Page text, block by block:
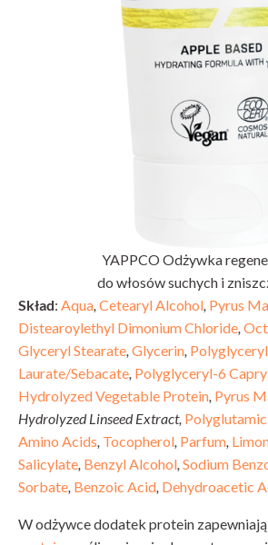
YAPPCO Odżywka
do włosów suchych i
Skład: Aqua Cetearyl Alcohol Pyrus
Distearoylethyl Dimonium Chloride
Glyceryl Stearate Glycerin
Laurate/Sebacate Polyglyceryl-6
Hydrolyzed Vegetable Protein Pyrus
Hydrolyzed Linseed Extract,
Amino Acids Tocopherol Parfum
Salicylate Benzyl Alcohol Sodium
Sorbate Benzoic Acid Dehydroacetic
W odżywce dodatek protein